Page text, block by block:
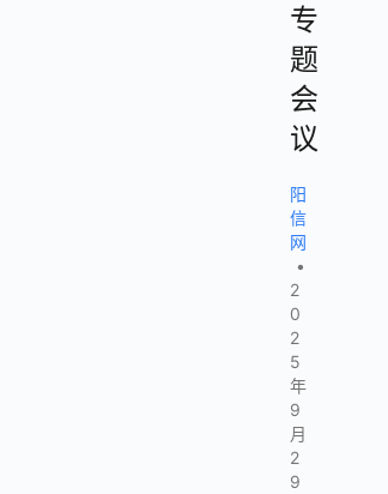
专
题
会
议
阳
信
网
•
2
0
2
5
年
9
月
2
9